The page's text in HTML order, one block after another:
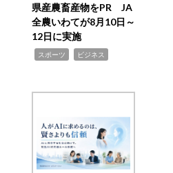
県産農畜産物をPR JA
全農いわてが8月10日～
12日に実施
スポーツ ビジネス